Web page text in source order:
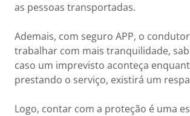
as pessoas transportadas.
Ademais, com seguro APP, o
trabalhar com mais tranquilidade,
caso um imprevisto aconteça
prestando o serviço, existirá um
Logo, contar com a proteção é uma